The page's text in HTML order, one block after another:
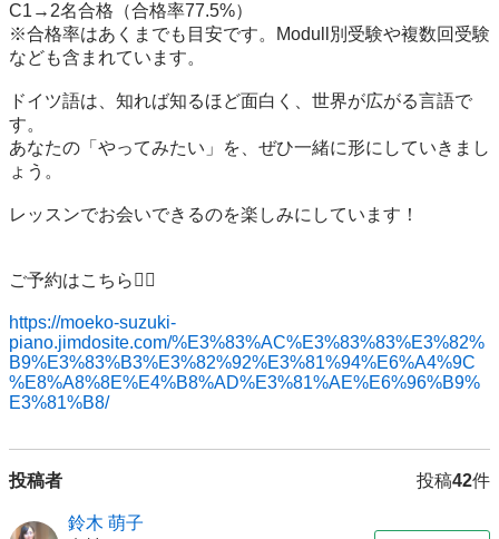
C1→2名合格（合格率77.5%）
※合格率はあくまでも目安です。Modull別受験や複数回受験
なども含まれています。
ドイツ語は、知れば知るほど面白く、世界が広がる言語で
す。
あなたの「やってみたい」を、ぜひ一緒に形にしていきまし
ょう。
レッスンでお会いできるのを楽しみにしています！
ご予約はこちら💁‍♀️
https://moeko-suzuki-
piano.jimdosite.com/%E3%83%AC%E3%83%83%E3%82%
B9%E3%83%B3%E3%82%92%E3%81%94%E6%A4%9C
%E8%A8%8E%E4%B8%AD%E3%81%AE%E6%96%B9%
E3%81%B8/
投稿者 投稿42件
鈴木 萌子